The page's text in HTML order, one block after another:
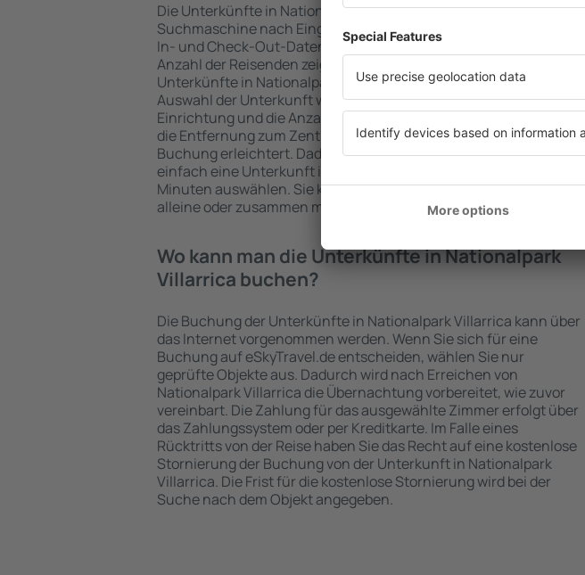
Die Unterkünfte in Nationalpark Villarrica werden von der
Suchmaschine nach Eingabe der Fahrtrichtung und der Check-
In- und Check-Out-Daten schnell gefunden. Nach Auswahl der
Anzahl der Reisenden zeigt die Suchmaschine an, welche
Unterkünfte in Nationalpark Villarrica verfügbar sind. Die
Auswahl der Unterkunft wird durch Filter für die Art der
Einrichtung und die Anzahl der Sterne, die Gästebewertungen,
die Entfernung zum Zentrum und die kostenlose Stornierung der
Buchung erleichtert. Dadurch können Sie problemlos ganz
einfach eine Unterkunft in Nationalpark Villarrica in wenigen
Minuten auswählen. Sie können je nach Bedarf eine Unterkunft
alleine oder zusammen mit dem Flug buchen.
Wo kann man die Unterkünfte in Nationalpark
Villarrica buchen?
Die Buchung der Unterkünfte in Nationalpark Villarrica kann über
das Internet vorgenommen werden. Wenn Sie sich für eine
Buchung auf eSkyTravel.de entscheiden, wählen Sie nur
geprüfte Objekte aus. Dadurch wird nach Erreichen von
Nationalpark Villarrica die Übernachtung vorbereitet, wie zuvor
vereinbart. Die Zahlung für das ausgewählte Zimmer erfolgt über
das Zahlungssystem oder per Kreditkarte. Im Falle eines
Rücktritts von der Reise haben Sie das Recht auf eine kostenlose
Stornierung der Buchung von der Unterkunft in Nationalpark
Villarrica. Die Frist für die kostenlose Stornierung wird bei der
Suche nach dem Objekt angegeben.